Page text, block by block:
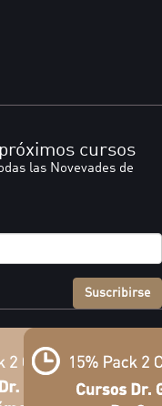
cursos
las Novevades de
Suscribirse